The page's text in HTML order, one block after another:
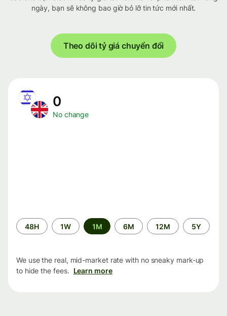
ngày, bạn sẽ không bao giờ bỏ lỡ tin tức mới nhất.
Theo dõi tỷ giá chuyển đổi
0
No change
Time
period
48H 1W 1M 6M 12M 5Y
We use the real, mid-market rate with no sneaky mark-up
to hide the fees. Learn more